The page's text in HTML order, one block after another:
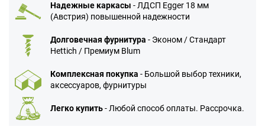
Надежные каркасы - ЛДСП Egger 18 мм
(Австрия) повышенной надежности
Долговечная фурнитура - Эконом / Стандарт
Hettich / Премиум Blum
Комплексная покупка - Большой выбор техники,
аксессуаров, фурнитуры
Легко купить- Любой способ оплаты. Рассрочка.